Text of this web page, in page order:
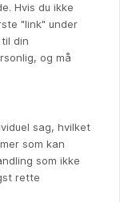
Hvis du ikke
"link" under
din
og må
sag, hvilket
som kan
som ikke
rette